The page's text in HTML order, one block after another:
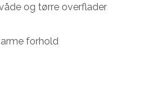
og tørre overflader
forhold